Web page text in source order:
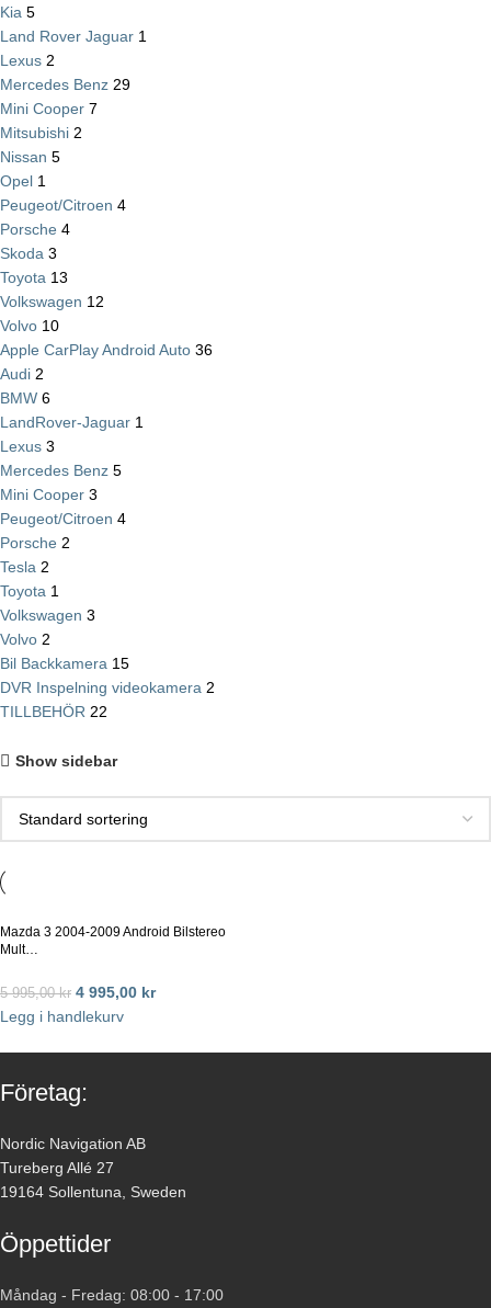
Kia 5
Land Rover Jaguar 1
Lexus 2
Mercedes Benz 29
Mini Cooper 7
Mitsubishi 2
Nissan 5
Opel 1
Peugeot/Citroen 4
Porsche 4
Skoda 3
Toyota 13
Volkswagen 12
Volvo 10
Apple CarPlay Android Auto 36
Audi 2
BMW 6
LandRover-Jaguar 1
Lexus 3
Mercedes Benz 5
Mini Cooper 3
Peugeot/Citroen 4
Porsche 2
Tesla 2
Toyota 1
Volkswagen 3
Volvo 2
Bil Backkamera 15
DVR Inspelning videokamera 2
TILLBEHÖR 22
Show sidebar
Mazda 3 2004-2009 Android Bilstereo
Mult…
5 995,00kr 4 995,00 kr
Legg i handlekurv
Företag:
Nordic Navigation AB
Tureberg Allé 27
19164 Sollentuna, Sweden
Öppettider
Måndag - Fredag: 08:00 - 17:00